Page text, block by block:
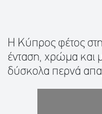
Η Κύπρος φέτος
ένταση, χρώμα και
δύσκολα περνά